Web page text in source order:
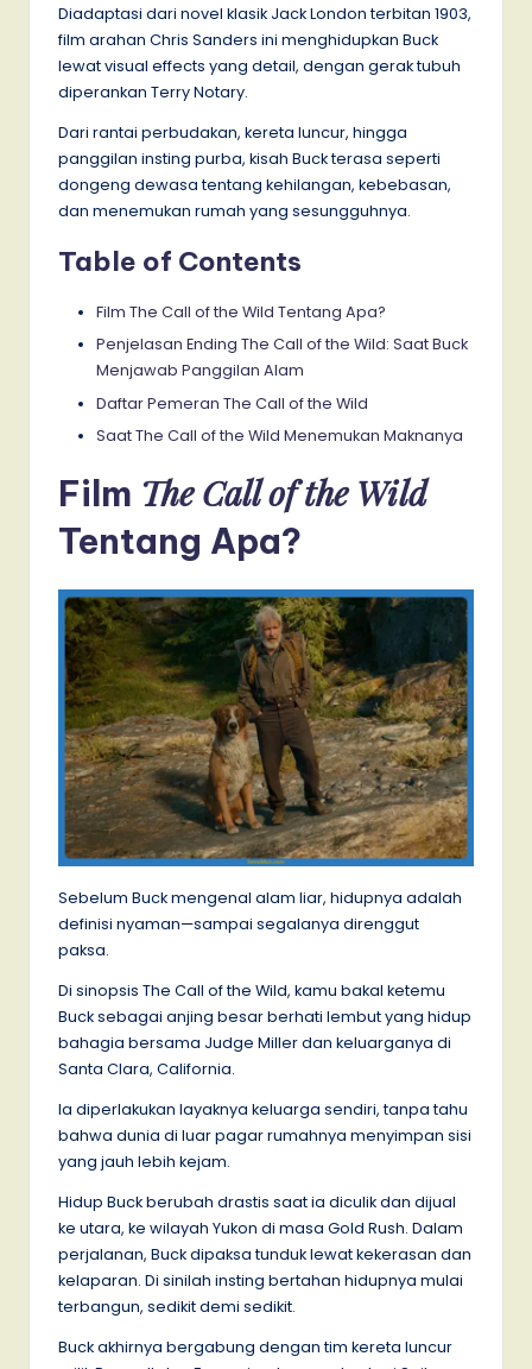
Diadaptasi dari novel klasik Jack London terbitan 1903,
film arahan Chris Sanders ini menghidupkan Buck
lewat visual effects yang detail, dengan gerak tubuh
diperankan Terry Notary.
Dari rantai perbudakan, kereta luncur, hingga
panggilan insting purba, kisah Buck terasa seperti
dongeng dewasa tentang kehilangan, kebebasan,
dan menemukan rumah yang sesungguhnya.
Table of Contents
Film The Call of the Wild Tentang Apa?
Penjelasan Ending The Call of the Wild: Saat Buck
Menjawab Panggilan Alam
Daftar Pemeran The Call of the Wild
Saat The Call of the Wild Menemukan Maknanya
Film The Call of the Wild
Tentang Apa?
Sebelum Buck mengenal alam liar, hidupnya adalah
definisi nyaman—sampai segalanya direnggut
paksa.
Di sinopsis The Call of the Wild, kamu bakal ketemu
Buck sebagai anjing besar berhati lembut yang hidup
bahagia bersama Judge Miller dan keluarganya di
Santa Clara, California.
Ia diperlakukan layaknya keluarga sendiri, tanpa tahu
bahwa dunia di luar pagar rumahnya menyimpan sisi
yang jauh lebih kejam.
Hidup Buck berubah drastis saat ia diculik dan dijual
ke utara, ke wilayah Yukon di masa Gold Rush. Dalam
perjalanan, Buck dipaksa tunduk lewat kekerasan dan
kelaparan. Di sinilah insting bertahan hidupnya mulai
terbangun, sedikit demi sedikit.
Buck akhirnya bergabung dengan tim kereta luncur